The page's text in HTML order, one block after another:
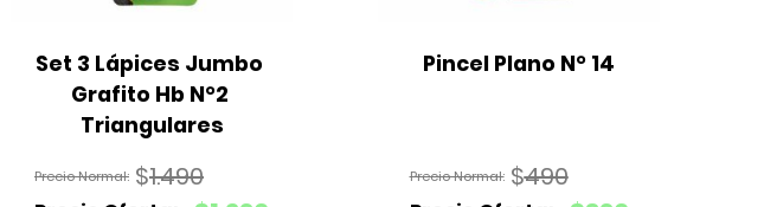
Set 3 Lápices Jumbo
Grafito Hb N°2
Triangulares
$1.490
Pincel Plano N° 14
$490